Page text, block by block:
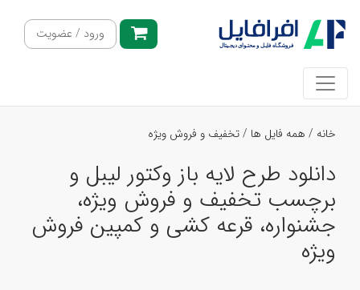
ورود / عضویت
خانه / همه فایل ها /تخفیف و فروش ویژه
دانلود طرح لایه باز وکتور لیبل و
برچسب تخفیف و فروش ویژه،
جشنواره، قرعه کشی و کمپین فروش
ویژه